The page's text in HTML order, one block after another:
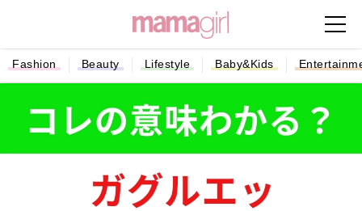
Fashion Beauty Lifestyle Baby&Kids